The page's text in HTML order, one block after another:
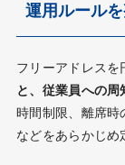
運用ルール
フリーアドレスを
と、従業員への
時間制限、離席時
などをあらかじめ